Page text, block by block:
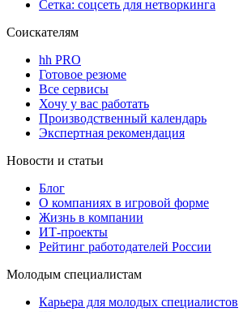
Сетка: соцсеть для нетворкинга
Соискателям
hh PRO
Готовое резюме
Все сервисы
Хочу у вас работать
Производственный календарь
Экспертная рекомендация
Новости и статьи
Блог
О компаниях в игровой форме
Жизнь в компании
ИТ-проекты
Рейтинг работодателей России
Молодым специалистам
Карьера для молодых специалистов